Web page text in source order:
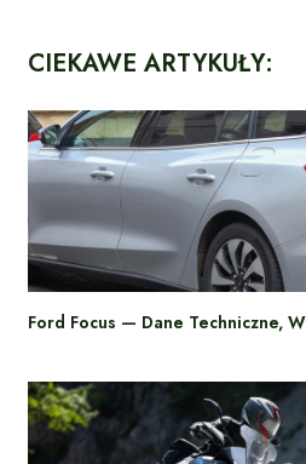
CIEKAWE ARTYKUŁY:
Ford Focus — Dane Techniczne,